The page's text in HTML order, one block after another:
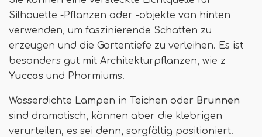
Silhouette -Pflanzen oder -objekte von hinten
verwenden, um faszinierende Schatten zu
erzeugen und die Gartentiefe zu verleihen. Es ist
besonders gut mit Architekturpflanzen, wie z
Yuccas und Phormiums.
Wasserdichte Lampen in Teichen oder Brunnen
sind dramatisch, können aber die klebrigen
verurteilen, es sei denn, sorgfältig positioniert.